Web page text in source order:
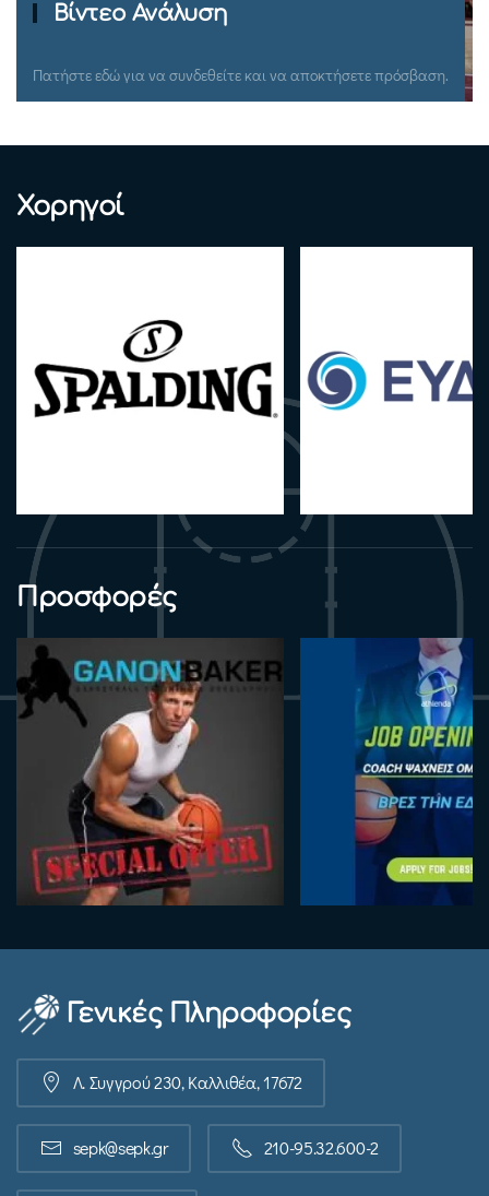
Ομιλίες Σεμιναρίων
Πατήστε εδώ για να συνδεθείτε και να αποκτήσετε πρόσβαση.
Χορηγοί
Προσφορές
Γενικές Πληροφορίες
Λ. Συγγρού 230, Καλλιθέα, 17672
sepk@sepk.gr 210-95.32.600-2